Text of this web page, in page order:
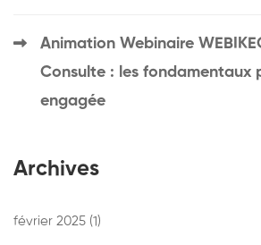
Animation Webinaire
Consulte : les fondamentaux
engagée
Archives
février 2025 (1)